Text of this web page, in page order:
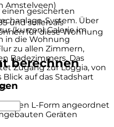
gesicherten
System. Über
(kurzen) Galerie im
in die Wohnung
zu allen Zimmern,
Badezimmers. Das
Zugang zur Loggia, von
auf das Stadshart
L-Form angeordnet
Geräten
Amstelveen)
und sollen als
für diese Wohnung
berechnen